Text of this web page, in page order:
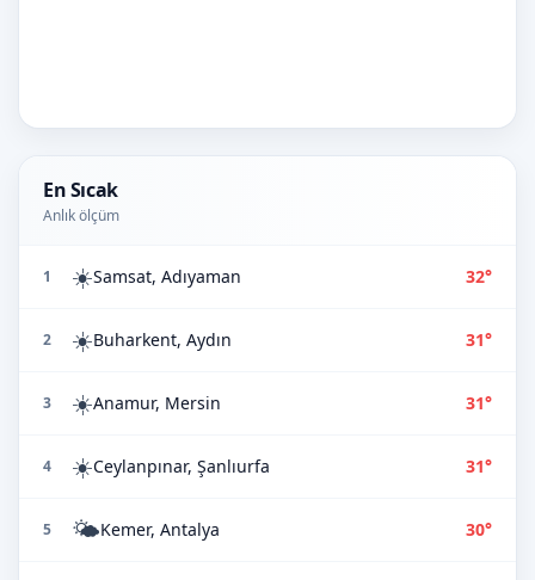
En Sıcak
Anlık ölçüm
1 ☀️Samsat, Adıyaman 32°
2 ☀️Buharkent, Aydın 31°
3 ☀️Anamur, Mersin 31°
4 ☀️Ceylanpınar, Şanlıurfa 31°
5 🌤️Kemer, Antalya 30°